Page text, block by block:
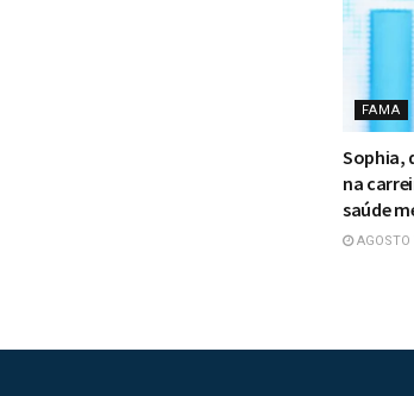
FAMA
Sophia,
na
saúde
AGOSTO